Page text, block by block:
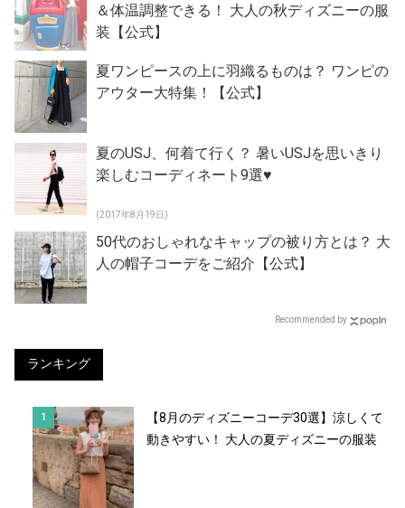
＆体温調整できる！ 大人の秋ディズニーの服
装【公式】
夏ワンピースの上に羽織るものは？ ワンピの
アウター大特集！【公式】
夏のUSJ、何着て行く？ 暑いUSJを思いきり
楽しむコーディネート9選♥
(2017年8月19日)
50代のおしゃれなキャップの被り方とは？ 大
人の帽子コーデをご紹介【公式】
Recommended by
ランキング
【8月のディズニーコーデ30選】涼しくて
動きやすい！ 大人の夏ディズニーの服装